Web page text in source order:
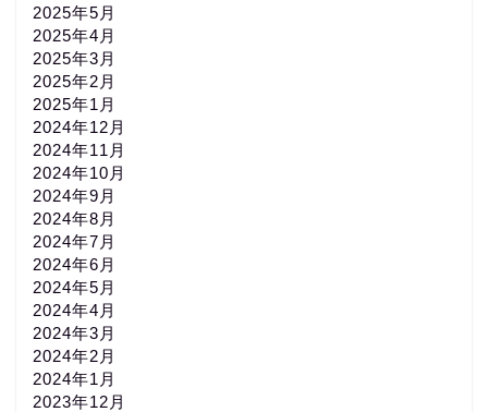
2025年5月
2025年4月
2025年3月
2025年2月
2025年1月
2024年12月
2024年11月
2024年10月
2024年9月
2024年8月
2024年7月
2024年6月
2024年5月
2024年4月
2024年3月
2024年2月
2024年1月
2023年12月